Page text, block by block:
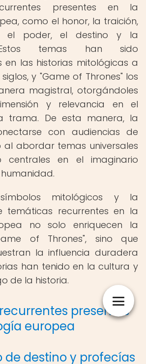
presentes en la
como el honor, la traición,
el poder, el destino y la
temas han sido
en las historias mitológicas a
y "Game of Thrones" los
magistral, otorgándoles
y relevancia en el
trama. De esta manera, la
con audiencias de
abordar temas universales
centrales en el imaginario
mitológicos y la
temáticas recurrentes en la
no solo enriquecen la
of Thrones", sino que
la influencia duradera
han tenido en la cultura y
de la historia.
presentes
europea
de destino y profecías